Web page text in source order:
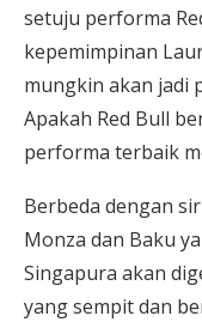
setuju performa
kepemimpinan
mungkin akan jadi
Apakah Red Bull
performa terbaik
Berbeda dengan
Monza dan Baku
Singapura akan
yang sempit dan